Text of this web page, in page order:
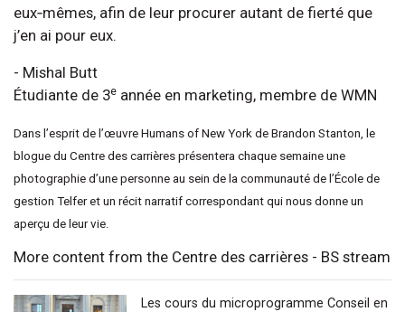
eux‑mêmes, afin de leur procurer autant de fierté que
j’en ai pour eux.
- Mishal Butt
Étudiante de 3e année en marketing, membre de WMN
Dans l’esprit de l’œuvre Humans of New York de Brandon Stanton, le
blogue du Centre des carrières présentera chaque semaine une
photographie d’une personne au sein de la communauté de l’École de
gestion Telfer et un récit narratif correspondant qui nous donne un
aperçu de leur vie.
More content from the Centre des carrières - BS stream
Les cours du microprogramme Conseil en